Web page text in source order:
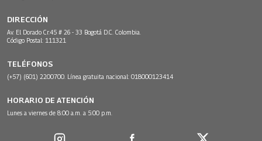
DIRECCIÓN
Av. El Dorado Cr.45 # 26 - 33 Bogotá D.C. Colombia.
Código Postal: 111321
TELÉFONOS
(+57) (601) 2200700. Línea gratuita nacional: 018000123414
HORARIO DE ATENCIÓN
Lunes a viernes de 8:00 a.m. a 5:00 p.m.